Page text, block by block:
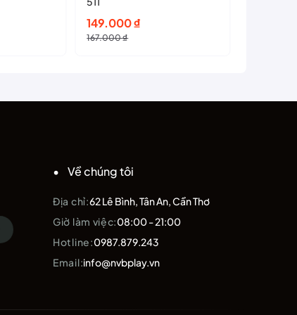
167.000₫
Giá
gốc
149.000₫
Giá
hiện
Về chúng tôi
Địa chỉ:62 Lê Bình, Tân An, Cần Thơ
Giờ làm việc:08:00 - 21:00
Hotline:0987.879.243
Email:info@nvbplay.vn